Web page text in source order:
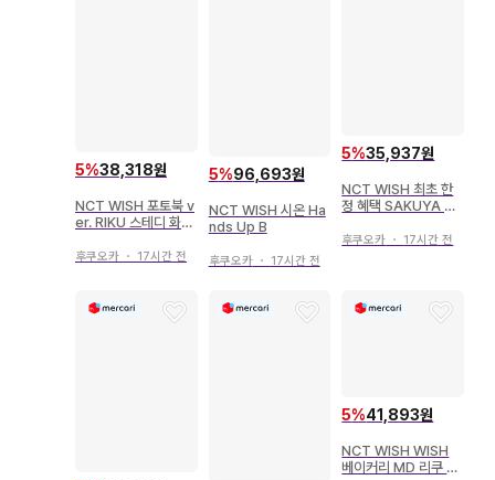
5%38,318원
NCT WISH 포토북 v
er. RIKU 스테디 화이
후쿠오카 ・ 17시간 전
5%96,693원
NCT WISH 시온 Ha
nds Up B
후쿠오카・ 17시간 전
5%35,937원
NCT WISH 최초 한
정 혜택 SAKUYA po
후쿠오카 ・ 17시간 전
5%41,893원
NCT WISH WISH
베이커리 MD 리쿠 P